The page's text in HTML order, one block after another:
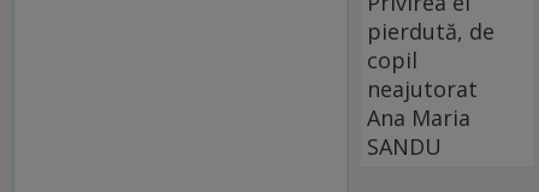
pierdută, de
copil
neajutorat
Ana Maria
SANDU